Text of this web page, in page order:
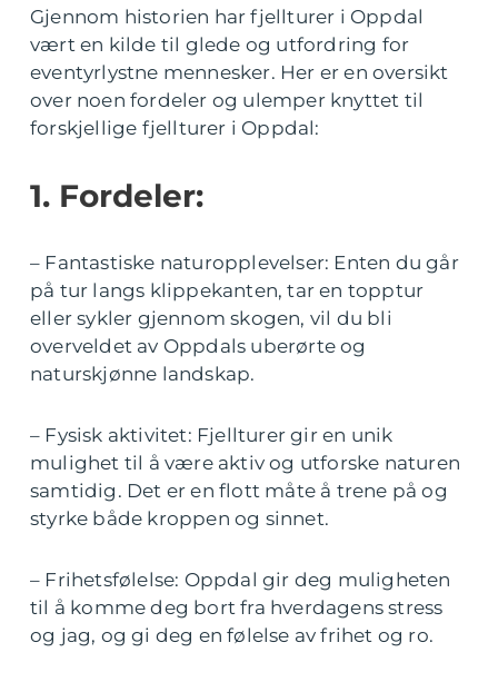
Gjennom historien har fjellturer i Oppdal
vært en kilde til glede og utfordring for
eventyrlystne mennesker. Her er en oversikt
over noen fordeler og ulemper knyttet til
forskjellige fjellturer i Oppdal:
1. Fordeler:
– Fantastiske naturopplevelser: Enten du går
på tur langs klippekanten, tar en topptur
eller sykler gjennom skogen, vil du bli
overveldet av Oppdals uberørte og
naturskjønne landskap.
– Fysisk aktivitet: Fjellturer gir en unik
mulighet til å være aktiv og utforske naturen
samtidig. Det er en flott måte å trene på og
styrke både kroppen og sinnet.
– Frihetsfølelse: Oppdal gir deg muligheten
til å komme deg bort fra hverdagens stress
og jag, og gi deg en følelse av frihet og ro.